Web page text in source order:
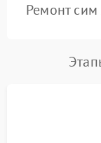
Ремонт сим